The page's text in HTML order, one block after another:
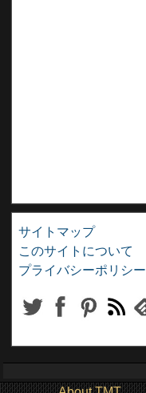
サイトマップ
このサイトについて
プライバシーポリシー